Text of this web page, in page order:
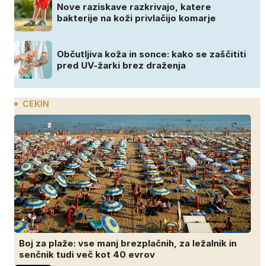
Nove raziskave razkrivajo, katere
bakterije na koži privlačijo komarje
Občutljiva koža in sonce: kako se zaščititi
pred UV-žarki brez draženja
CEKIN
Boj za plaže: vse manj brezplačnih, za ležalnik in
senčnik tudi več kot 40 evrov